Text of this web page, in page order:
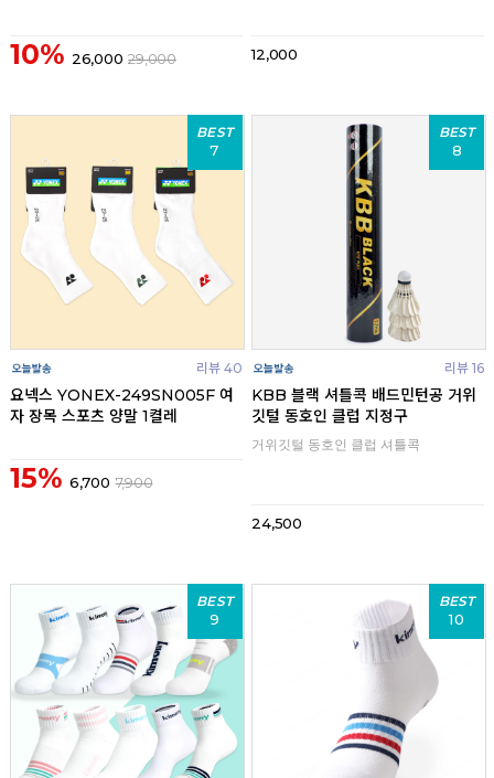
10% 26,000 29,000 12,000
BEST
7
리뷰 40
요넥스 YONEX-249SN005F 여
자 장목 스포츠 양말 1켤레
15% 6,700 7,900
BEST
8
리뷰 16
KBB 블랙 셔틀콕 배드민턴공 거위
깃털 동호인 클럽 지정구
거위깃털 동호인 클럽 셔틀콕
24,500
BEST
9
BEST
10